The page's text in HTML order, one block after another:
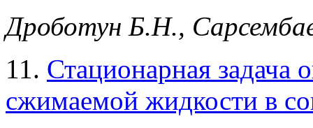
Дроботун Б.Н.,
11. Стационарная задача
сжимаемой жидкости в